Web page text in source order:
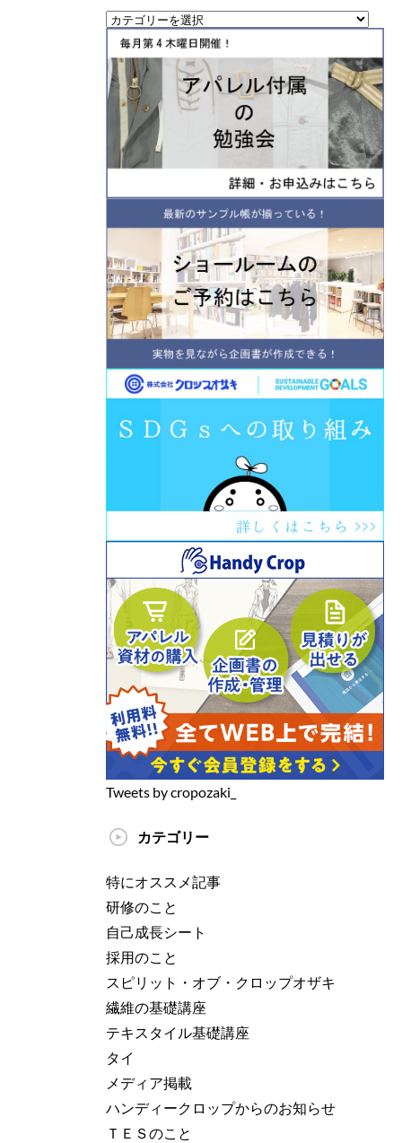
Tweets by cropozaki_
カテゴリー
特にオススメ記事
研修のこと
自己成長シート
採用のこと
スピリット・オブ・クロップオザキ
繊維の基礎講座
テキスタイル基礎講座
タイ
メディア掲載
ハンディークロップからのお知らせ
ＴＥＳのこと